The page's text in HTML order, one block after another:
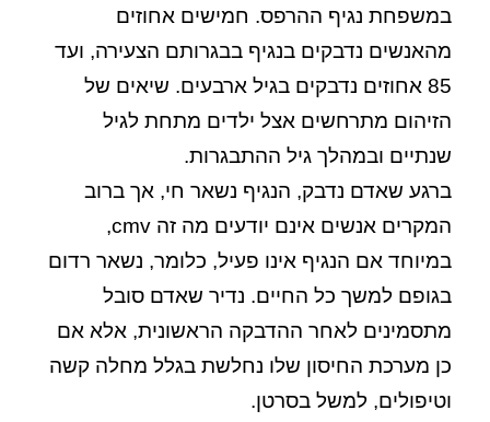
במשפחת נגיף ההרפס. חמישים אחוזים
מהאנשים נדבקים בנגיף בבגרותם הצעירה, ועד
85 אחוזים נדבקים בגיל ארבעים. שיאים של
הזיהום מתרחשים אצל ילדים מתחת לגיל
שנתיים ובמהלך גיל ההתבגרות.
ברגע שאדם נדבק, הנגיף נשאר חי, אך ברוב
המקרים אנשים אינם יודעים מה זה cmv,
במיוחד אם הנגיף אינו פעיל, כלומר, נשאר רדום
בגופם למשך כל החיים. נדיר שאדם סובל
מתסמינים לאחר ההדבקה הראשונית, אלא אם
כן מערכת החיסון שלו נחלשת בגלל מחלה קשה
וטיפולים, למשל בסרטן.